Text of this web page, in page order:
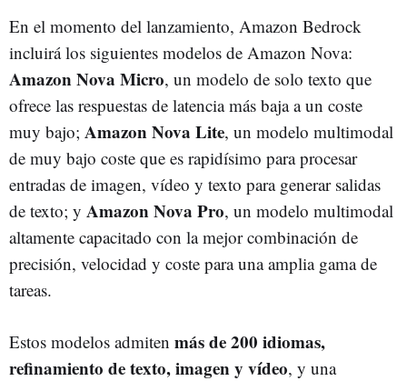
En el momento del lanzamiento, Amazon Bedrock
incluirá los siguientes modelos de Amazon Nova:
Amazon Nova Micro, un modelo de solo texto que
ofrece las respuestas de latencia más baja a un coste
muy bajo; Amazon Nova Lite, un modelo multimodal
de muy bajo coste que es rapidísimo para procesar
entradas de imagen, vídeo y texto para generar salidas
de texto; y Amazon Nova Pro, un modelo multimodal
altamente capacitado con la mejor combinación de
precisión, velocidad y coste para una amplia gama de
tareas.
Estos modelos admiten más de 200 idiomas,
refinamiento de texto, imagen y vídeo, y una